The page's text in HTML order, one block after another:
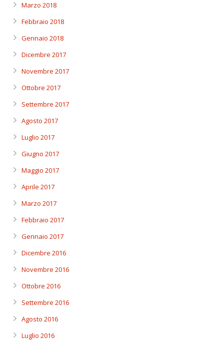
Marzo 2018
Febbraio 2018
Gennaio 2018
Dicembre 2017
Novembre 2017
Ottobre 2017
Settembre 2017
Agosto 2017
Luglio 2017
Giugno 2017
Maggio 2017
Aprile 2017
Marzo 2017
Febbraio 2017
Gennaio 2017
Dicembre 2016
Novembre 2016
Ottobre 2016
Settembre 2016
Agosto 2016
Luglio 2016